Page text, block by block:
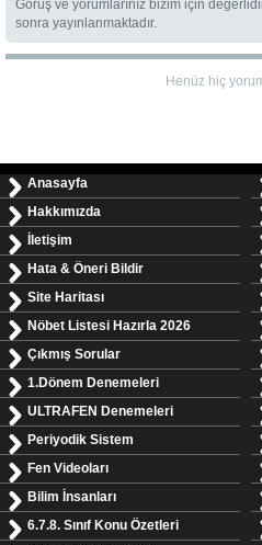
Görüş ve yorumlarınız bizim için
sonra yayınlanmaktadır.
Henüz hiç
Anasayfa
Hakkımızda
İletişim
Hata & Öneri Bildir
Site Haritası
Nöbet Listesi Hazırla 2026
Çıkmış Sorular
1.Dönem Denemeleri
ULTRAFEN Denemeleri
Periyodik Sistem
Fen Videoları
Bilim İnsanları
6.7.8. Sınıf Konu Özetleri